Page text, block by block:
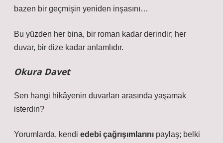
bazen bir geçmişin yeniden inşasını…
Bu yüzden her bina, bir roman kadar derindir; her
duvar, bir dize kadar anlamlıdır.
Okura Davet
Sen hangi hikâyenin duvarları arasında yaşamak
isterdin?
Yorumlarda, kendi edebi çağrışımlarını paylaş; belki